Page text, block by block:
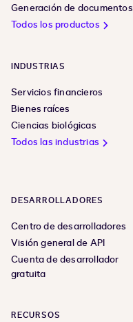
Generación de documentos
Todos los productos
INDUSTRIAS
Servicios financieros
Bienes raíces
Ciencias biológicas
Todos las industrias
DESARROLLADORES
Centro de desarrolladores
Visión general de API
Cuenta de desarrollador
gratuita
RECURSOS